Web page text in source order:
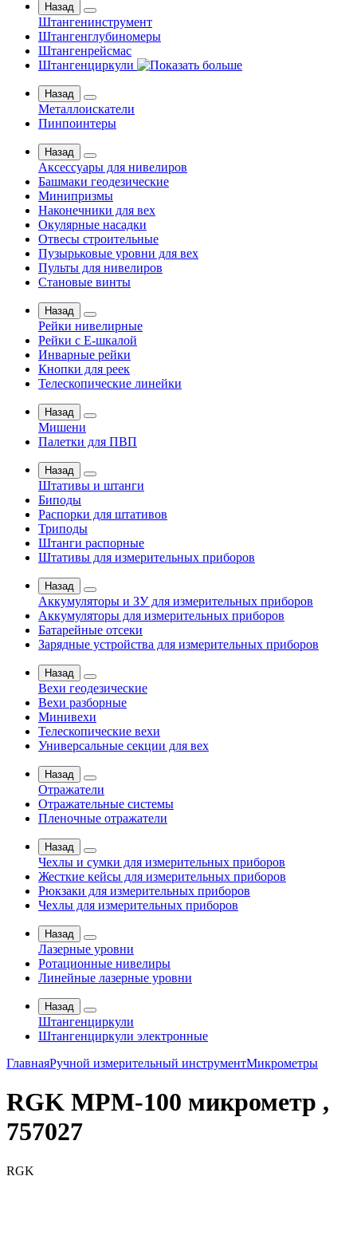
Назад
Штангенинструмент
Штангенглубиномеры
Штангенрейсмас
Штангенциркули
Назад
Металлоискатели
Пинпоинтеры
Назад
Аксессуары для нивелиров
Башмаки геодезические
Минипризмы
Наконечники для вех
Окулярные насадки
Отвесы строительные
Пузырьковые уровни для вех
Пульты для нивелиров
Становые винты
Назад
Рейки нивелирные
Рейки с Е-шкалой
Инварные рейки
Кнопки для реек
Телескопические линейки
Назад
Мишени
Палетки для ПВП
Назад
Штативы и штанги
Биподы
Распорки для штативов
Триподы
Штанги распорные
Штативы для измерительных приборов
Назад
Аккумуляторы и ЗУ для измерительных приборов
Аккумуляторы для измерительных приборов
Батарейные отсеки
Зарядные устройства для измерительных приборов
Назад
Вехи геодезические
Вехи разборные
Минивехи
Телескопические вехи
Универсальные секции для вех
Назад
Отражатели
Отражательные системы
Пленочные отражатели
Назад
Чехлы и сумки для измерительных приборов
Жесткие кейсы для измерительных приборов
Рюкзаки для измерительных приборов
Чехлы для измерительных приборов
Назад
Лазерные уровни
Ротационные нивелиры
Линейные лазерные уровни
Назад
Штангенциркули
Штангенциркули электронные
ГлавнаяРучной измерительный инструментМикрометры
RGK MРM-100 микрометр ,
757027
RGK